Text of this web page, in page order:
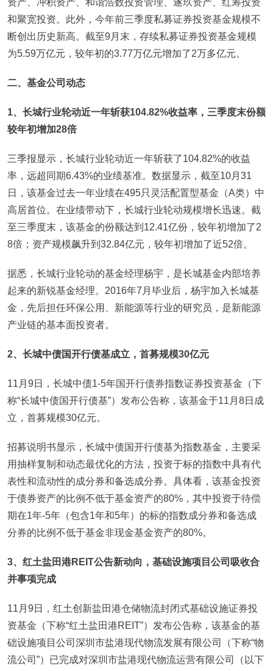
资产、冲积资产、和谐浩数投资管理、遂玖资产、红筹投资
和聚宽投资。此外，今年前三季度私募证券投资基金规模不
断创出历史新高。截至9月末，存续私募证券投资基金规模
为5.59万亿元，较年初的3.77万亿元增加了2万多亿元。
二、基金公司动态
1、长城行业轮动近一年斩获104.82%收益率，三季度末份额
较年初增加28倍
三季报显示，长城行业轮动近一年斩获了104.82%的收益
率，远超同期6.43%的业绩基准。数据显示，截至10月31
日，该基金过去一年业绩在495只灵活配置型基金（A类）中
高居首位。在业绩带动下，长城行业轮动规模增长迅速。截
至三季度末，该基金的份额达到12.41亿份，较年初增加了2
8倍；资产规模飙升到32.84亿元，较年初增加了近52倍。
据悉，长城行业轮动的基金经理杨宇，是长城基金内部培养
起来的新锐基金经理。2016年7月毕业后，杨宇加入长城基
金，先后担任环保公用、新能源等行业的研究员，是新能源
产业链的基本面投资者。
2、长城中债国开行债基成立，首募规模30亿元
11月9日，长城中债1-5年国开行债券指数证券投资基金（下
称“长城中债国开行债基”）发布公告称，该基金于11月8日成
立，首募规模30亿元。
招募说明书显示，长城中债国开行债基为指数基金，主要采
用抽样复制和动态最优化的方法，投资于标的指数中具有代
表性和流动性的成分券和备选成分券。具体看，该基金投资
于债券资产的比例不低于基金资产的80%，其中投资于待偿
期在1年-5年（包含1年和5年）的标的指数成分券和备选成
分券的比例不低于基金非现金基金资产的80%。
3、红土盐田港REIT公告新动向，基础设施项目公司吸收合
并事项完成
11月9日，红土创新盐田港仓储物流封闭式基础设施证券投
资基金（下称“红土盐田港REIT”）发布公告称，该基金的基
础设施项目公司深圳市盐港现代物流发展有限公司（下称“物
流公司”）已完成对深圳市盐港现代物流运营有限公司（以下